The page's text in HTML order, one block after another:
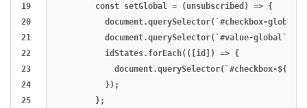
19
20
21
22
23
24
25
        const setGlobal = (unsubscribed) => {
document.querySelector(`#checkbox-
document.querySelector(`#value-
          idStates.forEach(([id]) => {
document.querySelector(`#checkbox-
          });
        };